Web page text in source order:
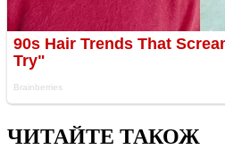
ЧИТАЙТЕ ТАКОЖ